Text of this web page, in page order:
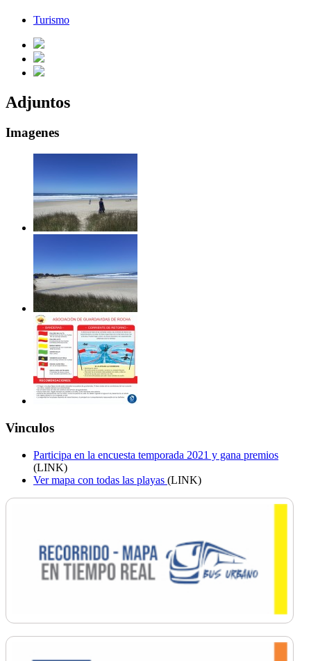
Turismo
Adjuntos
Imagenes
Vinculos
Participa en la encuesta temporada 2021 y gana premios
(LINK)
Ver mapa con todas las playas (LINK)